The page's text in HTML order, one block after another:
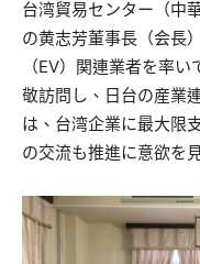
台湾貿易センター（中
の黄志芳董事長（会長
（EV）関連業者を率
敬訪問し、日台の産業
は、台湾企業に最大限
の交流も推進に意欲を